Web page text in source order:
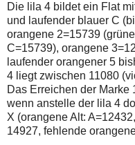
ich
um
Kontaktaufnahme
per
Mail
robbys-
elliottwellen@online.de.
Bis
zur
Lösung
des
Problems
sind
Die lila 4 bildet ein Flat
und laufender blauer C
orangene 2=15739
C=15739), orangene
laufender orangener 5
4 liegt zwischen 11080
Das Erreichen der Marke
wenn anstelle der lila 4
X (orangene Alt:
14927, fehlende